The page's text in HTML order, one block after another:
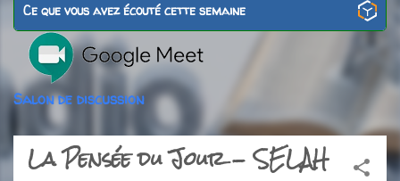
Ce que vous avez écouté cette semaine
Salon de discussion
La Pensée du Jour - SELAH